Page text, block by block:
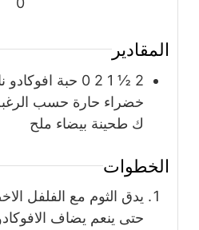
المقادير
2 ½ 1 2 0 حبة
خضراء حارة حسب
ك طحينة بيضاء ملح
الخطوات
يدق الثوم مع الفلفل
حتى ينعم يضاف